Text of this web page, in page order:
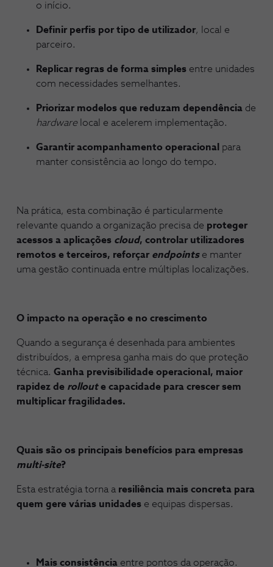
o início.
Definir perfis por tipo de utilizador, local e
parceiro.
Replicar regras de forma simples entre unidades
com necessidades semelhantes.
Priorizar modelos que reduzam dependência de
hardwarelocal e acelerem implementação.
Garantir acompanhamento operacional para
manter consistência ao longo do tempo.
Na prática, esta combinação é particularmente
relevante quando a organização precisa de proteger
acessos a aplicações cloud, controlar utilizadores
remotos e terceiros, reforçar endpointse manter
uma gestão continuada entre múltiplas localizações.
O impacto na operação e no crescimento
Quando a segurança é desenhada para ambientes
distribuídos, a empresa ganha mais do que proteção
técnica. Ganha previsibilidade operacional, maior
rapidez de rolloute capacidade para crescer sem
multiplicar fragilidades.
Quais são os principais benefícios para empresas
multi-site?
Esta estratégia torna a resiliência mais concreta para
quem gere várias unidades e equipas dispersas.
Mais consistência entre pontos da operação.